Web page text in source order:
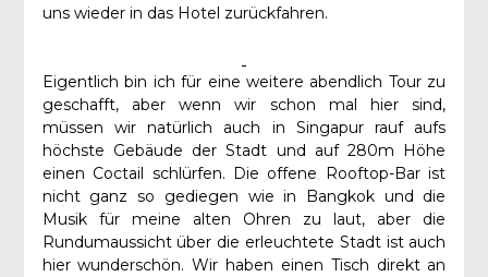
uns wieder in das Hotel zurückfahren.
Eigentlich bin ich für eine weitere abendlich Tour zu
geschafft, aber wenn wir schon mal hier sind,
müssen wir natürlich auch in Singapur rauf aufs
höchste Gebäude der Stadt und auf 280m Höhe
einen Coctail schlürfen. Die offene Rooftop-Bar ist
nicht ganz so gediegen wie in Bangkok und die
Musik für meine alten Ohren zu laut, aber die
Rundumaussicht über die erleuchtete Stadt ist auch
hier wunderschön. Wir haben einen Tisch direkt an